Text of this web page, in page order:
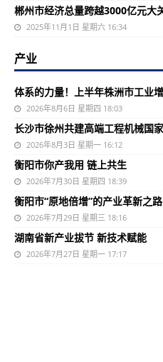
郴州市经济总量跨越3000亿元大
2025年11月1日 星期六 16:34
产业
体系的力量！上半年株洲市工业
2026年8月6日 星期四 18:03
长沙市徐州共建高端工程机械国
2026年8月3日 星期一 16:12
衡阳市你产我用 链上共生
2026年7月30日 星期四 18:39
衡阳市“原地倍增”的产业革新之路
2026年7月29日 星期三 18:16
湖南省新产业拔节 新技术赋能
2026年7月27日 星期一 17:17